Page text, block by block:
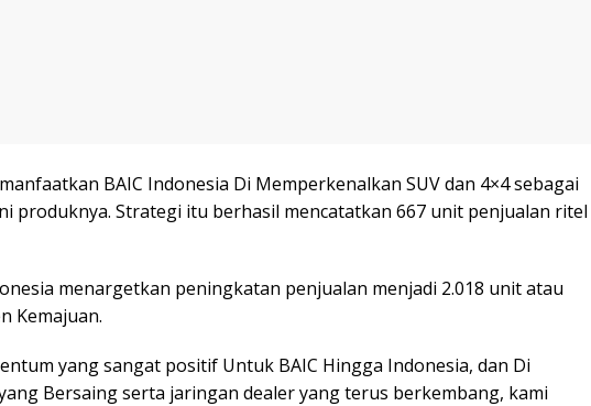
BAIC Indonesia Di Memperkenalkan SUV dan 4×4 sebagai
produknya. Strategi itu berhasil mencatatkan 667 unit penjualan ritel
menargetkan peningkatan penjualan menjadi 2.018 unit atau
Kemajuan.
yang sangat positif Untuk BAIC Hingga Indonesia, dan Di
Bersaing serta jaringan dealer yang terus berkembang, kami